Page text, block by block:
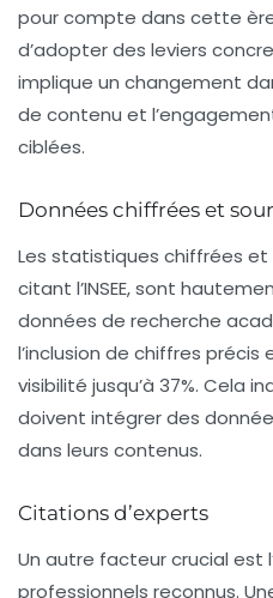
pour compte dans cette ère
d’adopter des leviers
implique un changement
de contenu et
ciblées.
Données chiffrées et
Les statistiques chiffrées et
citant l’INSEE, sont
données de recherche
l’inclusion de chiffres
visibilité jusqu’à 37%. Cela
doivent intégrer des
dans leurs contenus.
Citations d’experts
Un autre facteur crucial est
professionnels reconnus.